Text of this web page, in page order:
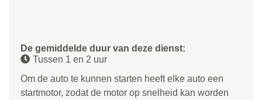
De gemiddelde duur van deze dienst:
Tussen 1 en 2 uur
Om de auto te kunnen starten heeft elke auto een
startmotor, zodat de motor op snelheid kan worden